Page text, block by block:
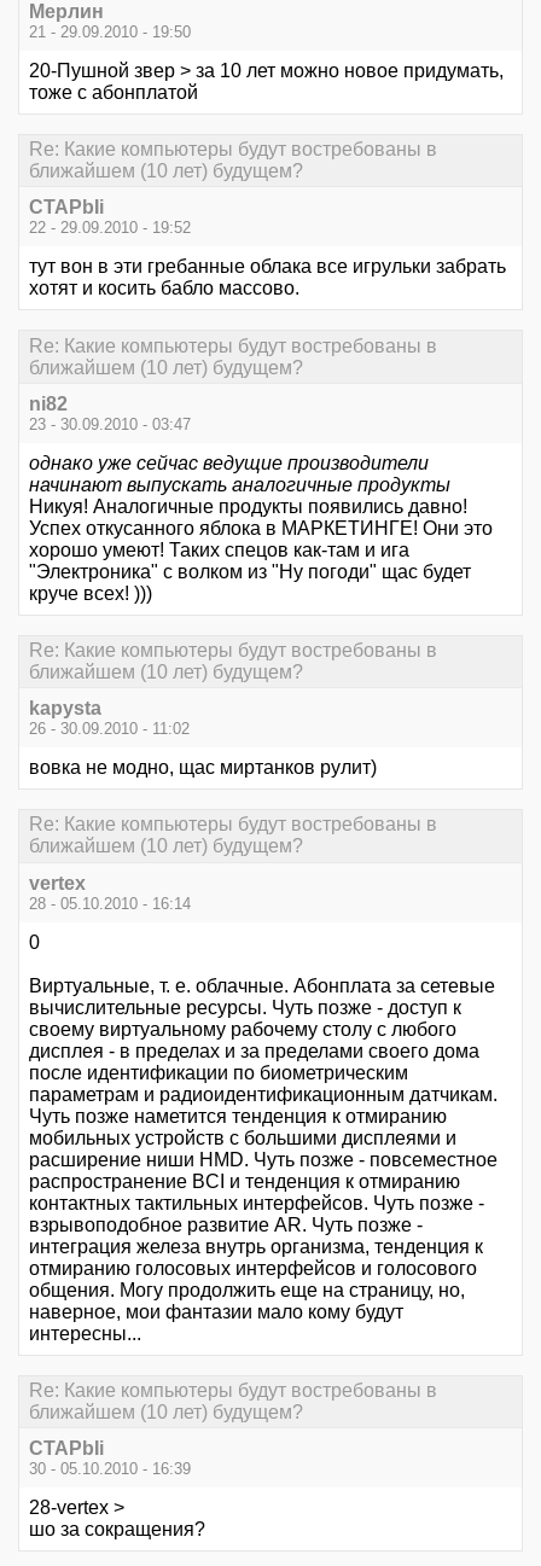
Мерлин
21 - 29.09.2010 - 19:50
20-Пушной звер > за 10 лет можно новое придумать,
тоже с абонплатой
Re: Какие компьютеры будут востребованы в
ближайшем (10 лет) будущем?
CTAPbIi
22 - 29.09.2010 - 19:52
тут вон в эти гребанные облака все игрульки забрать
хотят и косить бабло массово.
Re: Какие компьютеры будут востребованы в
ближайшем (10 лет) будущем?
ni82
23 - 30.09.2010 - 03:47
однако уже сейчас ведущие производители
начинают выпускать аналогичные продукты
Никуя! Аналогичные продукты появились давно!
Успех откусанного яблока в МАРКЕТИНГЕ! Они это
хорошо умеют! Таких спецов как-там и ига
"Электроника" с волком из "Ну погоди" щас будет
круче всех! )))
Re: Какие компьютеры будут востребованы в
ближайшем (10 лет) будущем?
kapysta
26 - 30.09.2010 - 11:02
вовка не модно, щас миртанков рулит)
Re: Какие компьютеры будут востребованы в
ближайшем (10 лет) будущем?
vertex
28 - 05.10.2010 - 16:14
0
Виртуальные, т. е. облачные. Абонплата за сетевые
вычислительные ресурсы. Чуть позже - доступ к
своему виртуальному рабочему столу с любого
дисплея - в пределах и за пределами своего дома
после идентификации по биометрическим
параметрам и радиоидентификационным датчикам.
Чуть позже наметится тенденция к отмиранию
мобильных устройств с большими дисплеями и
расширение ниши HMD. Чуть позже - повсеместное
распространение BCI и тенденция к отмиранию
контактных тактильных интерфейсов. Чуть позже -
взрывоподобное развитие AR. Чуть позже -
интеграция железа внутрь организма, тенденция к
отмиранию голосовых интерфейсов и голосового
общения. Могу продолжить еще на страницу, но,
наверное, мои фантазии мало кому будут
интересны...
Re: Какие компьютеры будут востребованы в
ближайшем (10 лет) будущем?
CTAPbIi
30 - 05.10.2010 - 16:39
28-vertex >
шо за сокращения?